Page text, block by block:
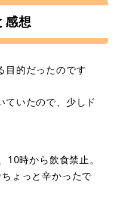
感想
目的だったのです
ていたので、少しド
時から飲食禁止。
ょっと辛かったで